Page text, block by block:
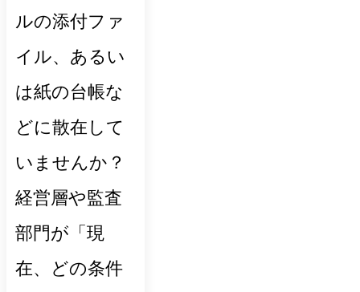
ルの添付ファ
イル、あるい
は紙の台帳な
どに散在して
いませんか？
経営層や監査
部門が「現
在、どの条件